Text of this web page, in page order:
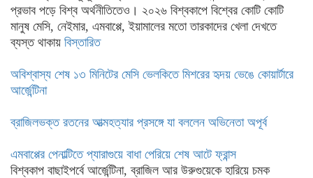
প্রভাব পড়ে বিশ্ব অর্থনীতিতেও। ২০২৬ বিশ্বকাপে বিশ্বের কোটি কোটি
মানুষ মেসি, নেইমার, এমবাপ্পে, ইয়ামালের মতো তারকাদের খেলা দেখতে
ব্যস্ত থাকায় বিস্তারিত
অবিশ্বাস্য শেষ ১৩ মিনিটের মেসি ভেলকিতে মিশরের হৃদয় ভেঙে কোয়ার্টারে
আর্জেন্টিনা
ব্রাজিলভক্ত রতনের আত্মহত্যার প্রসঙ্গে যা বললেন অভিনেতা অপূর্ব
এমবাপ্পের পেনাল্টিতে প্যারাগুয়ে বাধা পেরিয়ে শেষ আটে ফ্রান্স
বিশ্বকাপ বাছাইপর্বে আর্জেন্টিনা, ব্রাজিল আর উরুগুয়েকে হারিয়ে চমক